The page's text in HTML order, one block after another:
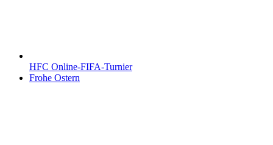
HFC Online-FIFA-Turnier
Frohe Ostern